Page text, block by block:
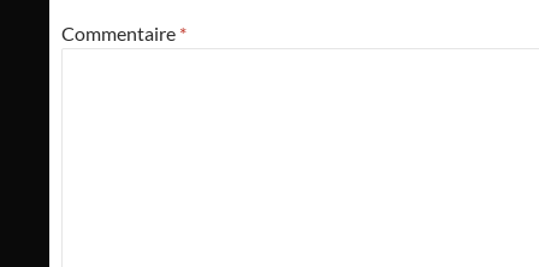
Commentaire *